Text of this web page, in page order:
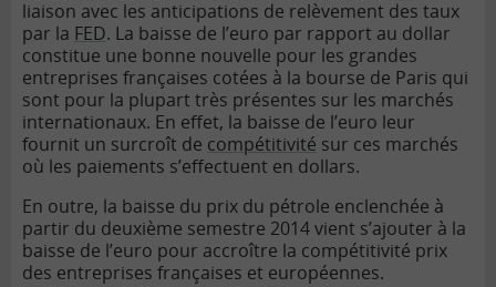
liaison avec les anticipations de relèvement des taux
par la FED. La baisse de l’euro par rapport au dollar
constitue une bonne nouvelle pour les grandes
entreprises françaises cotées à la bourse de Paris qui
sont pour la plupart très présentes sur les marchés
internationaux. En effet, la baisse de l’euro leur
fournit un surcroît de compétitivité sur ces marchés
où les paiements s’effectuent en dollars.
En outre, la baisse du prix du pétrole enclenchée à
partir du deuxième semestre 2014 vient s’ajouter à la
baisse de l’euro pour accroître la compétitivité prix
des entreprises françaises et européennes.